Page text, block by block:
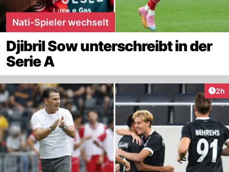
Nati-Spieler wechselt
Djibril Sow unterschreibt in der
Serie A
2h